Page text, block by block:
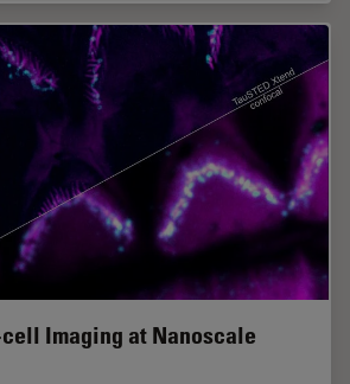
Imaging at Nanoscale